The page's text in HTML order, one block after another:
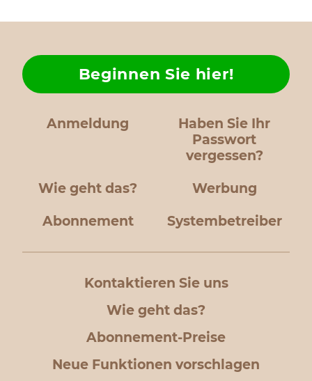
Anmeldung
Haben Sie Ihr
Passwort
vergessen?
Wie geht das?
Beginnen Sie hier!
Werbung
Abonnement Systembetreiber
Kontaktieren Sie uns
Wie geht das?
Abonnement-Preise
Neue Funktionen vorschlagen